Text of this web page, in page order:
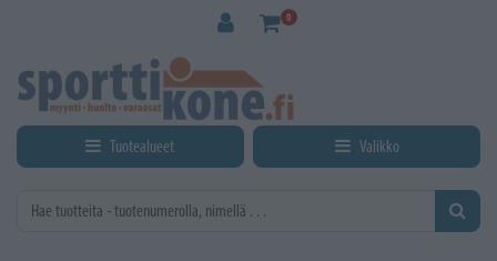
0
Tuotealueet Valikko